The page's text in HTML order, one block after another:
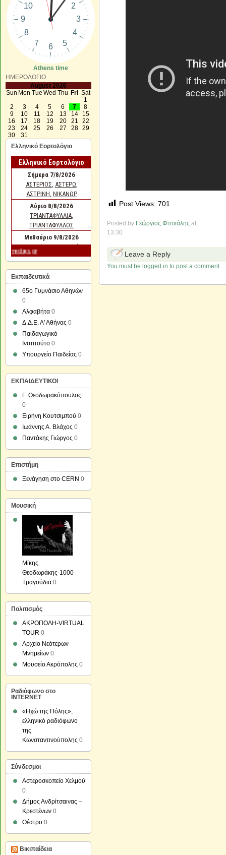
Athens time
ΗΜΕΡΟΛΟΓΙΟ
August 2026
Sun Mon Tue Wed Thu Fri Sat
1
2
3 4 5 6 7
8
9
10 11 12 13 14
15
16
17 18 19 20 21
22
23
24 25 26 27 28
29
30
31
Ελληνικό Εορτολόγιο
Εκπαιδευτικά
65ο Γυμνάσιο Αθηνών
0
Αλφαβήτα 0
Δ.Δ.Ε. Α' Αθήνας 0
Παιδαγωγικό
Ινστιτούτο 0
Υπουργείο Παιδείας 0
ΕΚΠΑΙΔΕΥΤΙΚΟΙ
Γ. Θεοδωρακόπουλος
0
Ειρήνη Κουτσιμπού 0
Ιωάννης Α. Βλάχος 0
Παντάκης Γιώργος 0
Επιστήμη
Ξενάγηση στο CERN 0
Μουσική
Μίκης
Θεοδωράκης-1000
Τραγούδια 0
Πολιτισμός
ΑΚΡΟΠΟΛΗ-VIRTUAL
TOUR 0
Αρχείο Νεότερων
Μνημείων 0
Μουσείο Ακρόπολης 0
Ραδιόφωνο στο
INTERNET
«Ηχώ της Πόλης»,
ελληνικό ραδιόφωνο
της
Κωνσταντινούπολης 0
Σύνδεσμοι
Αστεροσκοπείο Χελμού
0
Δήμος Ανδρίτσαινας –
Κρεστένων 0
Θέατρο 0
Βικιπαίδεια
Post Views: 701
Posted by Γεώργιος Φιτσιάλης at
13:30
Leave a Reply
You must be logged in to post a comment.